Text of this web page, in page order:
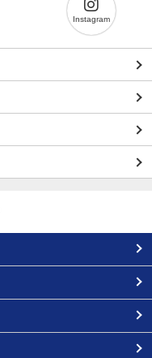
Instagram